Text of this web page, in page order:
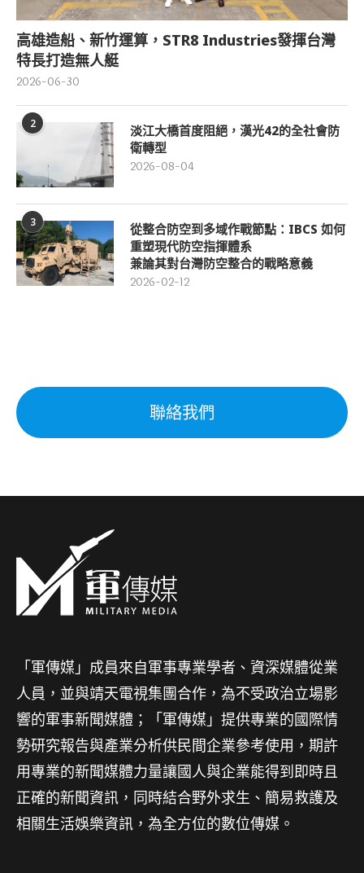
高雄造船、新竹運算，STR8 Industries發揮台灣
特長打造無人艇
2026-06-30
2
淡江大橋首度阻絕，漢光42的全社會防
衛轉型
2026-08-04
3
從整合防空到多域作戰節點：IBCS 如何
重塑現代防空指揮體系
兼論其對台灣防空整合的戰略意義
2026-02-12
聯絡我們
「軍傳媒」成員來自軍事專業學者、資深媒體從業
人員，並與靖天電視集團合作，為不受政治立場影
響的軍事新聞媒體；「軍傳媒」提供專業的國際情
勢研究報告與產業分析供民間企業參考使用，期許
用專業的新聞媒體力量讓國人與企業能得到即時且
正確的新聞資訊，同時結合野外求生、簡易救護及
相關生活娛樂資訊，為全方位的數位傳媒。